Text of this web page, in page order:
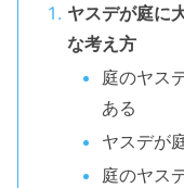
ヤスデが庭に
な考え方
庭のヤス
ある
ヤスデが
庭のヤス